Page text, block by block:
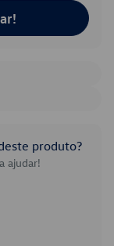
produto?
ajudar!